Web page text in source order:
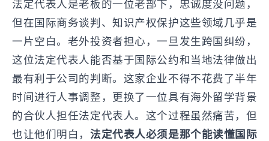
法定代表人是老板的一位老部下，忠诚度没问题，
但在国际商务谈判、知识产权保护这些领域几乎是
一片空白。老外投资者担心，一旦发生跨国纠纷，
这位法定代表人能否基于国际公约和当地法律做出
最有利于公司的判断。这家企业不得不花费了半年
时间进行人事调整，更换了一位具有海外留学背景
的合伙人担任法定代表人。这个过程虽然痛苦，但
也让他们明白， 法定代表人必须是那个能读懂国际